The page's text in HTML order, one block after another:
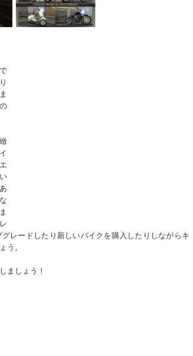
レードしたり新しいバイクを購入したりしながらキ
う。
ましょう！